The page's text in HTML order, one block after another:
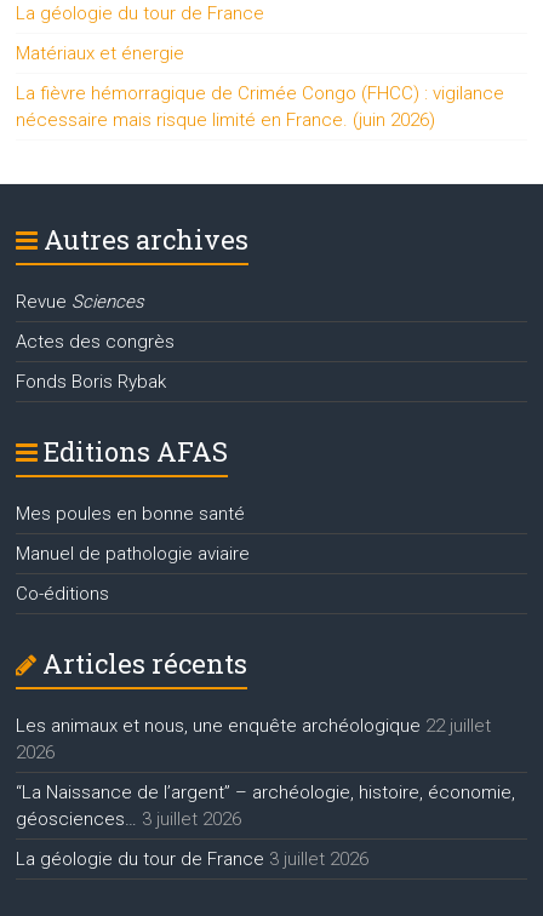
La géologie du tour de France
Matériaux et énergie
La fièvre hémorragique de Crimée Congo (FHCC) : vigilance
nécessaire mais risque limité en France. (juin 2026)
Autres archives
Revue Sciences
Actes des congrès
Fonds Boris Rybak
Editions AFAS
Mes poules en bonne santé
Manuel de pathologie aviaire
Co-éditions
Articles récents
Les animaux et nous, une enquête archéologique 22 juillet
2026
“La Naissance de l’argent” – archéologie, histoire, économie,
géosciences… 3 juillet 2026
La géologie du tour de France 3 juillet 2026